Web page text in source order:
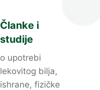
Članke i
studije
o upotrebi
lekovitog bilja,
ishrane, fizičke